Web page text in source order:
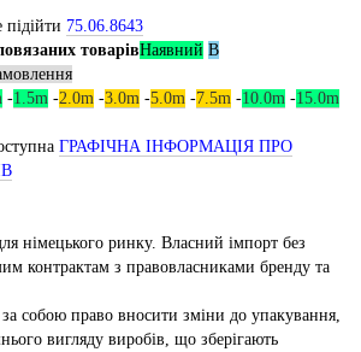
75.06.8643
товарівНаявний В
-1.5m -2.0m -3.0m -5.0m -7.5m -10.0m -15.0m
ГРАФІЧНА ІНФОРМАЦІЯ ПРО
німецького ринку. Власний імпорт без
контрактам з правовласниками бренду та
собою право вносити зміни до упакування,
вигляду виробів, що зберігають